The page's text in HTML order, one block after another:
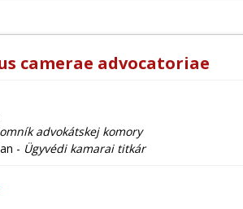
camerae advocatoriae
advokátskej komory
- Ügyvédi kamarai titkár